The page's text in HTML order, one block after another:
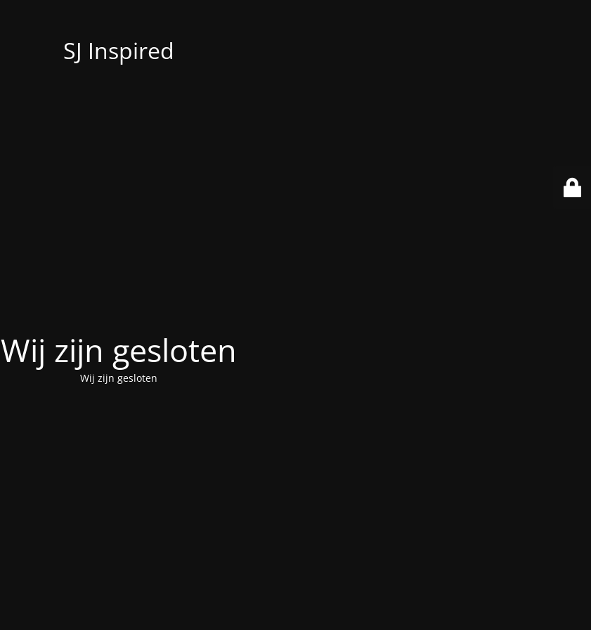
SJ Inspired
Wij zijn gesloten
Wij zijn gesloten